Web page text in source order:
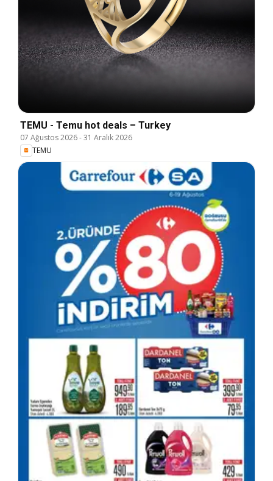
TEMU - Temu hot deals – Turkey
07 Ağustos 2026-31 Aralık 2026
TEMU